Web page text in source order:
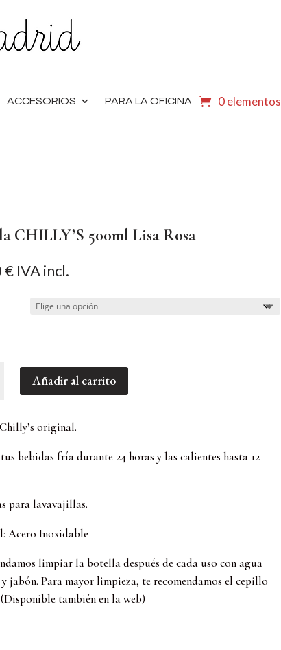
ACCESORIOS PARA LA OFICINA 0 elementos
CHILLY’S 500ml Lisa Rosa
€ IVA incl.
Añadir al carrito
original.
bebidas fría durante 24 horas y las calientes hasta 12
para lavavajillas.
Acero Inoxidable
limpiar la botella después de cada uso con agua
jabón. Para mayor limpieza, te recomendamos el cepillo
también en la web)